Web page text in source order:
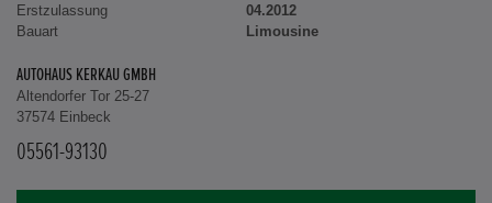
Erstzulassung
04.2012
Bauart
Limousine
AUTOHAUS KERKAU GMBH
Altendorfer Tor 25-27
37574 Einbeck
05561-93130